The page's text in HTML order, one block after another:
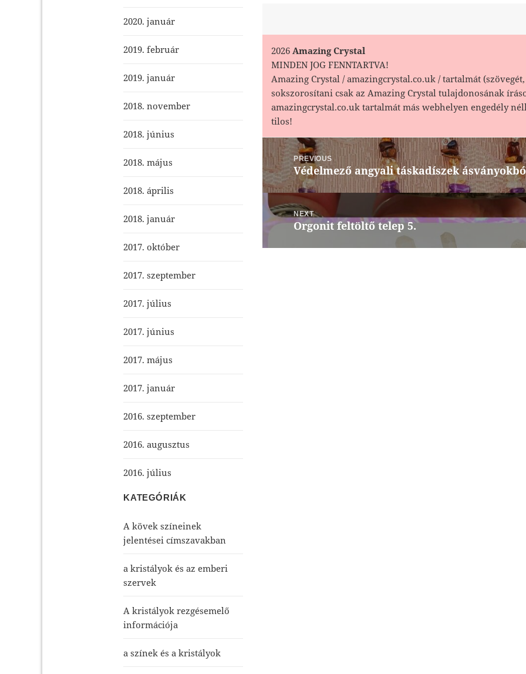
2026 Amazing Crystal
MINDEN JOG FENNTARTVA!
Amazing Crystal / amazingcrystal.co.uk / tartalmát
sokszorosítani csak az Amazing Crystal tulajdonosának
amazingcrystal.co.uk tartalmát más webhelyen engedély
tilos!
Bejegyzés
navigációPREVIOUS
Previous
post:
Védelmező angyali táskadíszek
NEXT
Next
Orgonit feltöltő telep 5.
2020. január
2019. február
2019. január
2018. november
2018. június
2018. május
2018. április
2018. január
2017. október
2017. szeptember
2017. július
2017. június
2017. május
2017. január
2016. szeptember
2016. augusztus
2016. július
KATEGÓRIÁK
A kövek színeinek
jelentései címszavakban
a kristályok és az emberi
szervek
A kristályok rezgésemelő
információja
a színek és a kristályok